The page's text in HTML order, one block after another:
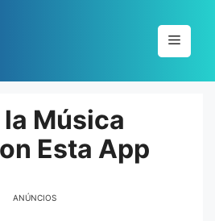
Menu
Música
Esta App
ANÚNCIOS